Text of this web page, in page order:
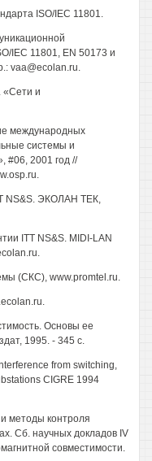
ISO/IEC 11801.
IEC 11801, EN 50173 и
vaa@ecolan.ru.
«Сети и
международных
системы и
#06, 2001 год //
NS&S. ЭКОЛАН ТЕК,
ITT NS&S. MIDI-LAN
(СКС), www.promtel.ru.
Основы ее
1995. - 345 с.
from switching,
CIGRE 1994
методы контроля
Сб. научных докладов IV
совместимости.